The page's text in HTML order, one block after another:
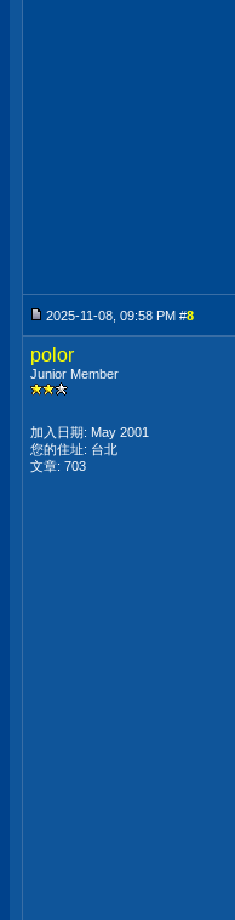
2025-11-08, 09:58 PM #8
polor
Junior Member
加入日期: May 2001
您的住址: 台北
文章: 703